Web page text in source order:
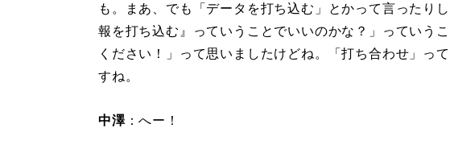
も。まあ、でも「データを打ち込む」とかって言ったり
報を打ち込む』っていうことでいいのかな？」っていう
ください！」って思いましたけどね。「打ち合わせ」っ
すね。
中澤：へー！